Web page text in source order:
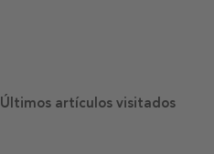
Últimos artículos visitados